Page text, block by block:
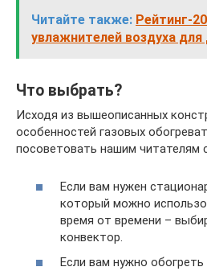
Читайте также: Рейтинг-
увлажнителей воздуха
Что выбрать?
Исходя из вышеописанных
особенностей газовых
посоветовать нашим читателям
Если вам нужен
который можно
время от времени –
конвектор.
Если вам нужно